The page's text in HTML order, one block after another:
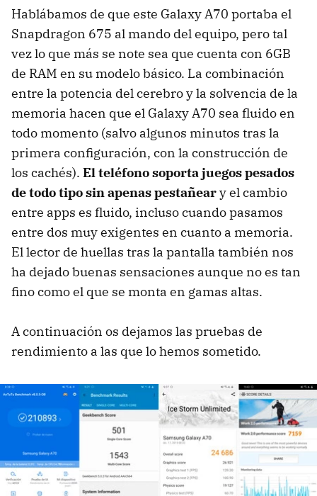
Hablábamos de que este Galaxy A70 portaba el
Snapdragon 675 al mando del equipo, pero tal
vez lo que más se note sea que cuenta con 6GB
de RAM en su modelo básico. La combinación
entre la potencia del cerebro y la solvencia de la
memoria hacen que el Galaxy A70 sea fluido en
todo momento (salvo algunos minutos tras la
primera configuración, con la construcción de
los cachés). El teléfono soporta juegos pesados
de todo tipo sin apenas pestañeary el cambio
entre apps es fluido, incluso cuando pasamos
entre dos muy exigentes en cuanto a memoria.
El lector de huellas tras la pantalla también nos
ha dejado buenas sensaciones aunque no es tan
fino como el que se monta en gamas altas.
A continuación os dejamos las pruebas de
rendimiento a las que lo hemos sometido.